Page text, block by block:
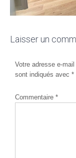
Laisser un
Votre adresse e-
sont indiqués avec *
Commentaire *